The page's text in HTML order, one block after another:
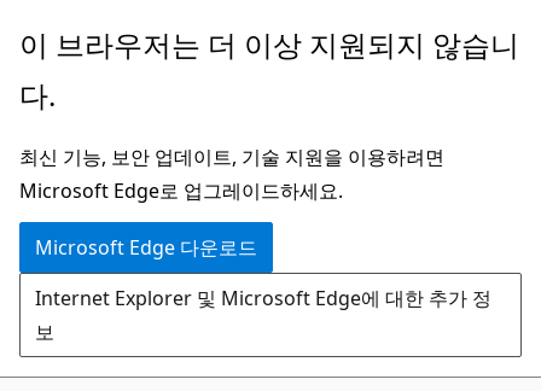
주
콘
츠
로
건
너
뛰
기
페
지
탐
색
으
로
건
너
뛰
이 브라우저는 더 이상 지원되지 않습니
다.
최신 기능, 보안 업데이트, 기술 지원을 이용하려면
Microsoft Edge로 업그레이드하세요.
Microsoft Edge 다운로드
Internet Explorer 및 Microsoft Edge에 대한 추가 정
보